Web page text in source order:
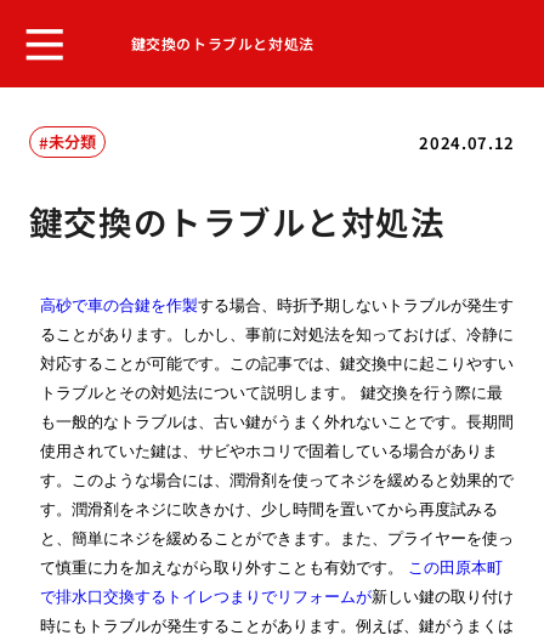
鍵交換のトラブルと対処法
2024.07.12
未分類
鍵交換のトラブルと対処法
高砂で車の合鍵を作製する場合、時折予期しないトラブルが発生す
ることがあります。しかし、事前に対処法を知っておけば、冷静に
対応することが可能です。この記事では、鍵交換中に起こりやすい
トラブルとその対処法について説明します。 鍵交換を行う際に最
も一般的なトラブルは、古い鍵がうまく外れないことです。長期間
使用されていた鍵は、サビやホコリで固着している場合がありま
す。このような場合には、潤滑剤を使ってネジを緩めると効果的で
す。潤滑剤をネジに吹きかけ、少し時間を置いてから再度試みる
と、簡単にネジを緩めることができます。また、プライヤーを使っ
て慎重に力を加えながら取り外すことも有効です。 この田原本町
で排水口交換するトイレつまりでリフォームが新しい鍵の取り付け
時にもトラブルが発生することがあります。例えば、鍵がうまくは